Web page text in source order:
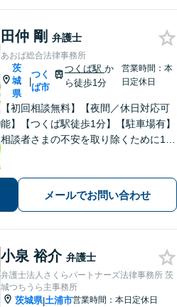
田仲 剛 弁護士
あおば総合法律事務所
茨
城
県
|
つく
ば市
つくば駅か
ら徒歩1分
営業時間：本
日定休日
【初回相談無料】【夜間／休日対応可
能】【つくば駅徒歩1分】【駐車場有】
相談者さまの不安を取り除くために1件
することを心がけています。まずはお
気軽にお問い合わせください。
メールでお問い合わせ
小泉 裕介 弁護士
弁護士法人さくらパートナーズ法律事務所 茨
城つちうら主事務所
茨城県|土浦市営業時間：本日定休日